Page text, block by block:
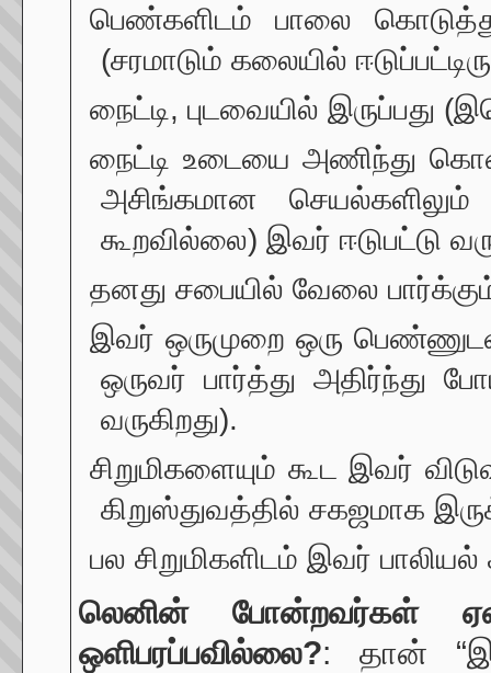
பெண்களிடம் பாலை கொடுத்து
(சரமாடும் கலையில்
நைட்டி, புடவையில் இருப்பது
நைட்டி உடையை அணிந்து
அசிங்கமான
கூறவில்லை) இவர் ஈடுபட்டு
தனது சபையில் வேலை
இவர் ஒருமுறை ஒரு
ஒருவர் பார்த்து அதிர்ந்து
வருகிறது).
சிறுமிகளையும் கூட இவர்
கிறுஸ்துவத்தில் சகஜமாக
பல சிறுமிகளிடம் இவர்
லெனின் போன்றவர்கள்
ஒளிபரப்பவில்லை?: தான்